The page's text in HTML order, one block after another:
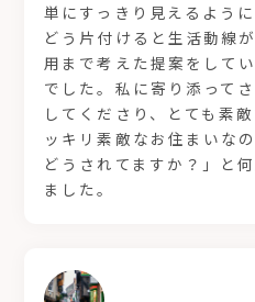
単にすっきり見えるよう
どう片付けると生活動線
用まで考えた提案をして
でした。私に寄り添って
してくださり、とても素
ッキリ素敵なお住まいな
どうされてますか？」と
ました。